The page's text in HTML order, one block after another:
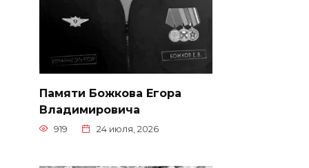
Памяти Божкова Егора
Владимировича
919 24 июля, 2026